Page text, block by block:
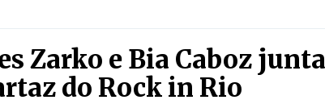
Zarko e Bia Caboz
do Rock in Rio